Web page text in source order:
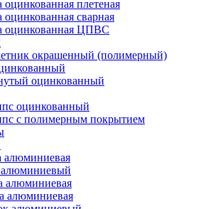
оцинкованная плетеная
оцинкованная сварная
оцинкованная ЦПВС
окрашенный (полимерный)
оцинкованный
оцинкованный
с полимерным покрытием
алюминиевая
алюминиевая
алюминиевая